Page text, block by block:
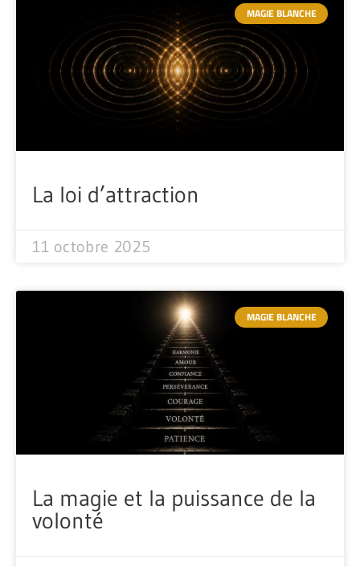
MAGIE BLANCHE
La loi d’attraction
11 octobre 2025
MAGIE BLANCHE
La magie et la puissance de la
volonté